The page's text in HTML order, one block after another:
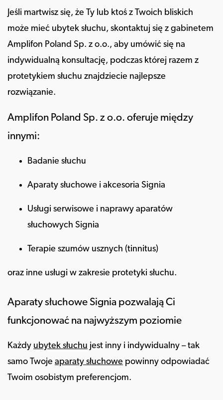
Jeśli martwisz się, że Ty lub ktoś z Twoich bliskich
może mieć ubytek słuchu, skontaktuj się z gabinetem
Amplifon Poland Sp. z o.o., aby umówić się na
indywidualną konsultację, podczas której razem z
protetykiem słuchu znajdziecie najlepsze
rozwiązanie.
Amplifon Poland Sp. z o.o. oferuje między
innymi:
Badanie słuchu
Aparaty słuchowe i akcesoria Signia
Usługi serwisowe i naprawy aparatów
słuchowych Signia
Terapie szumów usznych (tinnitus)
oraz inne usługi w zakresie protetyki słuchu.
Aparaty słuchowe Signia pozwalają Ci
funkcjonować na najwyższym poziomie
Każdy ubytek słuchu jest inny i indywidualny – tak
samo Twoje aparaty słuchowe powinny odpowiadać
Twoim osobistym preferencjom.